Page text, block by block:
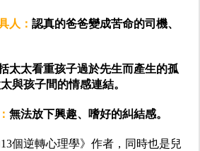
人： 認真的爸爸變成苦命的司機、
太太看重孩子過於先生而產生的孤
與孩子間的情感連結。
無法放下興趣、嗜好的糾結感。
13個逆轉心理學》作者，同時也是兒